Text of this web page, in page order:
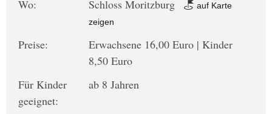
Wo:
Schloss Moritzburg
auf Karte
zeigen
Preise:
Erwachsene 16,00 Euro | Kinder
8,50 Euro
Für Kinder
geeignet:
ab 8 Jahren